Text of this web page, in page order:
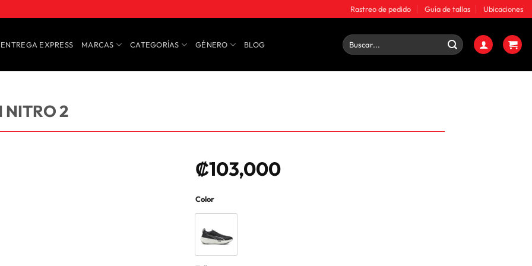
Rastreo de pedido Guía de tallas Ubicaciones
ENTREGA EXPRESS MARCAS CATEGORÍAS GÉNERO BLOG
Buscar
por:
NITRO 2
₡103,000
Color